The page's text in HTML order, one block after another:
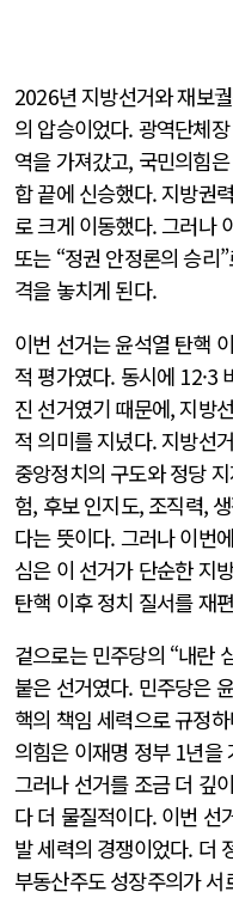
2026년 지방선거와 재보
의 압승이었다. 광역단체
역을 가져갔고, 국민의힘
합 끝에 신승했다. 지방권
로 크게 이동했다. 그러나
또는 “정권 안정론의 승리
격을 놓치게 된다.
이번 선거는 윤석열 탄핵
적 평가였다. 동시에 12·3
진 선거였기 때문에, 지방
적 의미를 지녔다. 지방선
중앙정치의 구도와 정당
험, 후보 인지도, 조직력,
다는 뜻이다. 그러나 이번
심은 이 선거가 단순한 지
탄핵 이후 정치 질서를 재
겉으로는 민주당의 “내란
붙은 선거였다. 민주당은
핵의 책임 세력으로 규정
의힘은 이재명 정부 1년을
그러나 선거를 조금 더 깊
다 더 물질적이다. 이번 선
발 세력의 경쟁이었다. 더
부동산주도 성장주의가